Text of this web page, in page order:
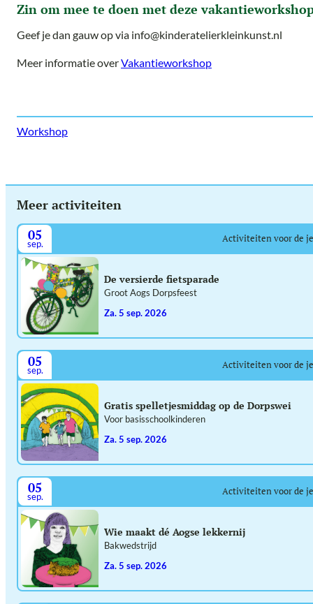
Zin om mee te doen met deze
Geef je dan gauw op via info@kinderatelierkleinkunst.nl
Meer informatie overVakantieworkshop
Workshop
Meer activiteiten
05
sep. Activiteiten voor de
De versierde fietsparade
Groot Aogs Dorpsfeest
za. 5 sep. 2026
05
sep. Activiteiten voor de
Gratis spelletjesmiddag op de Dorpswei
Voor basisschoolkinderen
za. 5 sep. 2026
05
sep. Activiteiten voor de
Wie maakt dé Aogse lekkernij
Bakwedstrijd
za. 5 sep. 2026